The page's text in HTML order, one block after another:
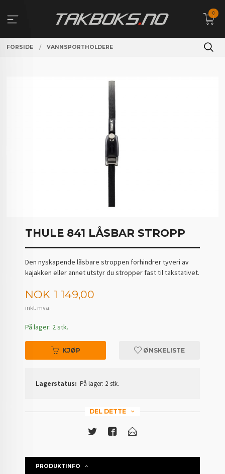
innholdet
0
FORSIDE VANNSPORTHOLDERE
THULE 841 LÅSBAR STROPP
Den nyskapende låsbare stroppen forhindrer tyveri av
kajakken eller annet utstyr du stropper fast til takstativet.
Pris
NOK 1 149,00
inkl. mva.
På lager: 2 stk.
KJØP ØNSKELISTE
Lagerstatus: På lager: 2 stk.
DEL DETTE
PRODUKTINFO